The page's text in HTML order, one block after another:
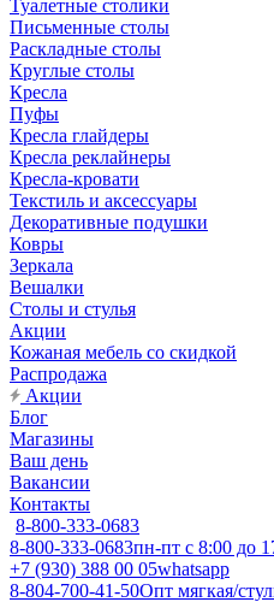
Туалетные столики
Письменные столы
Раскладные столы
Круглые столы
Кресла
Пуфы
Кресла глайдеры
Кресла реклайнеры
Кресла-кровати
Текстиль и аксессуары
Декоративные подушки
Ковры
Зеркала
Вешалки
Столы и стулья
Акции
Кожаная мебель со скидкой
Распродажа
Акции
Блог
Магазины
Ваш день
Вакансии
Контакты
8-800-333-0683
8-800-333-0683пн-пт с 8:00 до
+7 (930) 388 00 05whatsapp
8-804-700-41-50Опт мягкая/